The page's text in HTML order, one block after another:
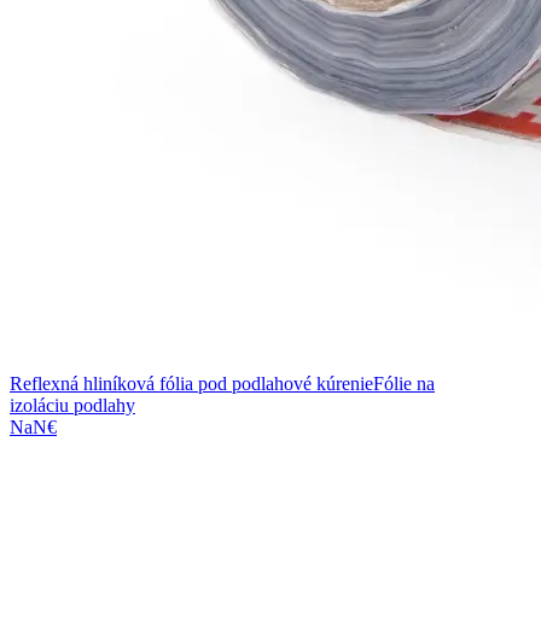
Reflexná hliníková fólia pod podlahové kúrenieFólie na
izoláciu podlahy
NaN€